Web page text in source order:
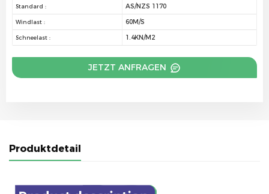
Standard : AS/NZS 1170
Windlast : 60M/S
Schneelast : 1.4KN/M2
JETZT ANFRAGEN
Produktdetail